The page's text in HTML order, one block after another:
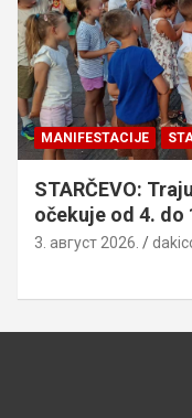
MANIFESTACIJE
STARČEVO:
očekuje od 4. do
3. август 2026.